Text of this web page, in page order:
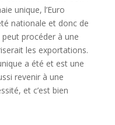
unique, l’Euro
nationale et donc de
peut procéder à une
les exportations.
a été et est une
revenir à une
et c’est bien